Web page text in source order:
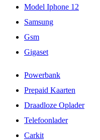
Model Iphone 12
Samsung
Gsm
Gigaset
Powerbank
Prepaid Kaarten
Draadloze Oplader
Telefoonlader
Carkit